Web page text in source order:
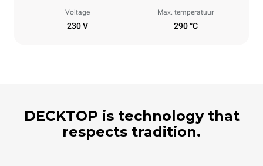
Voltage
230 V
Max. temperatuur
290 °C
DECKTOP is technology that
respects tradition.